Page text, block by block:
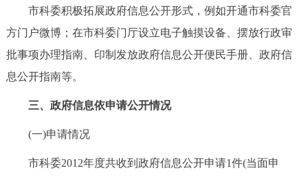
市科委积极拓展政府信息公开形式，例如开通市科委官
方门户微博；在市科委门厅设立电子触摸设备、摆放行政审
批事项办理指南、印制发放政府信息公开便民手册、政府信
息公开指南等。
三、政府信息依申请公开情况
(一)申请情况
市科委2012年度共收到政府信息公开申请1件(当面申